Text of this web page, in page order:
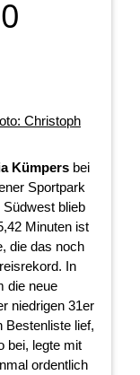
Kümpers bei
Sportpark
blieb
Minuten ist
die das noch
In
die neue
niedrigen 31er
Bestenliste lief,
bei, legte mit
ordentlich